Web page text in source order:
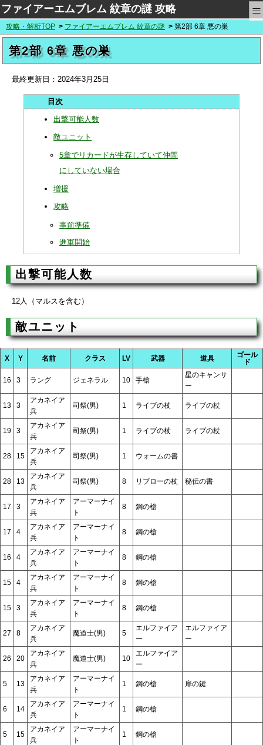
ファイアーエムブレム 紋章の謎 攻略 ≡
攻略・解析TOP ファイアーエムブレム 紋章の謎 第2部 6章 悪の巣
第2部 6章 悪の巣
最終更新日： 2024年3月25日
出撃可能人数
敵ユニット
5章でリカードが生存していて仲間
にしていない場合
増援
攻略
事前準備
進軍開始
出撃可能人数
12人（マルスを含む）
敵ユニット
X Y 名前 クラス LV 武器 道具
ゴール
ド
16 3 ラング ジェネラル 10 手槍
星のキャンサ
ー
13 3
アカネイア
兵
司祭(男) 1 ライブの杖 ライブの杖
19 3
アカネイア
兵
司祭(男) 1 ライブの杖 ライブの杖
28 15
アカネイア
兵
司祭(男) 1 ウォームの書
28 13
アカネイア
兵
司祭(男) 8 リブローの杖 秘伝の書
17 3
アカネイア
兵
アーマーナイ
ト
8 鋼の槍
17 4
アカネイア
兵
アーマーナイ
ト
8 鋼の槍
16 4
アカネイア
兵
アーマーナイ
ト
8 鋼の槍
15 4
アカネイア
兵
アーマーナイ
ト
8 鋼の槍
15 3
アカネイア
兵
アーマーナイ
ト
8 鋼の槍
27 8
アカネイア
兵
魔道士(男) 5
エルファイア
ー
エルファイア
ー
26 20
アカネイア
兵
魔道士(男) 10
エルファイア
ー
5 13
アカネイア
兵
アーマーナイ
ト
1 鋼の槍 扉の鍵
6 14
アカネイア
兵
アーマーナイ
ト
1 鋼の槍
5 15
アカネイア
兵
アーマーナイ
ト
1 鋼の槍